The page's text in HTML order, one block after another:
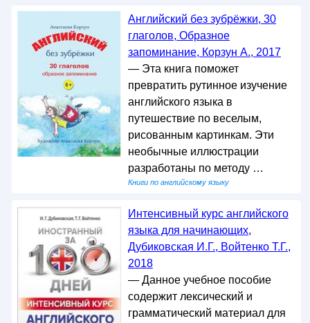
Английский без зубрёжки, 30
глаголов, Образное
запоминание, Корзун А., 2017
— Эта книга поможет
превратить рутинное изучение
английского языка в
путешествие по веселым,
рисованным картинкам. Эти
необычные иллюстрации
разработаны по методу …
Книги по английскому языку
Интенсивный курс английского
языка для начинающих,
Дубиковская И.Г., Войтенко Т.Г.,
2018
— Данное учебное пособие
содержит лексический и
грамматический материал для